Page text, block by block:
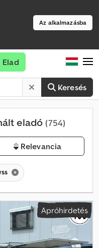
Az alkalmazásba
Keresés
Elad
eladó (754)
Relevancia
Apróhirdetés